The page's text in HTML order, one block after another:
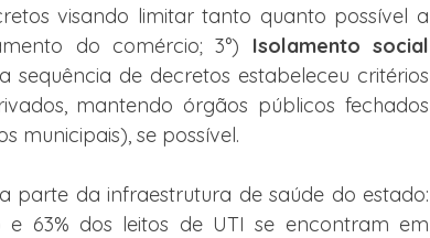
visando limitar tanto quanto possível a
do comércio; 3°) Isolamento social
sequência de decretos estabeleceu critérios
mantendo órgãos públicos fechados
municipais), se possível.
da infraestrutura de saúde do estado:
63% dos leitos de UTI se encontram em